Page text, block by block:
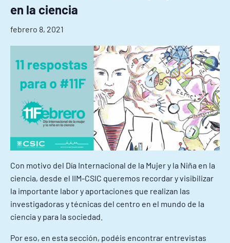
en la ciencia
febrero 8, 2021
Con motivo del Día Internacional de la Mujer y la Niña en la
ciencia, desde el IIM-CSIC queremos recordar y visibilizar
la importante labor y aportaciones que realizan las
investigadoras y técnicas del centro en el mundo de la
ciencia y para la sociedad.
Por eso, en esta sección, podéis encontrar entrevistas